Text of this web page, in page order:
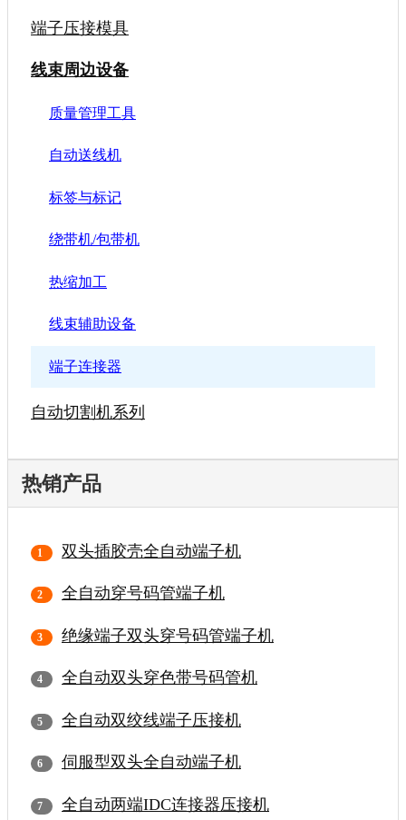
端子压接模具
线束周边设备
质量管理工具
自动送线机
标签与标记
绕带机/包带机
热缩加工
线束辅助设备
端子连接器
自动切割机系列
热销产品
双头插胶壳全自动端子机
全自动穿号码管端子机
绝缘端子双头穿号码管端子机
全自动双头穿色带号码管机
全自动双绞线端子压接机
伺服型双头全自动端子机
全自动两端IDC连接器压接机